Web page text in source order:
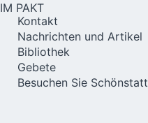
IM PAKT
Kontakt
Nachrichten und Artikel
Bibliothek
Gebete
Besuchen Sie Schönstatt